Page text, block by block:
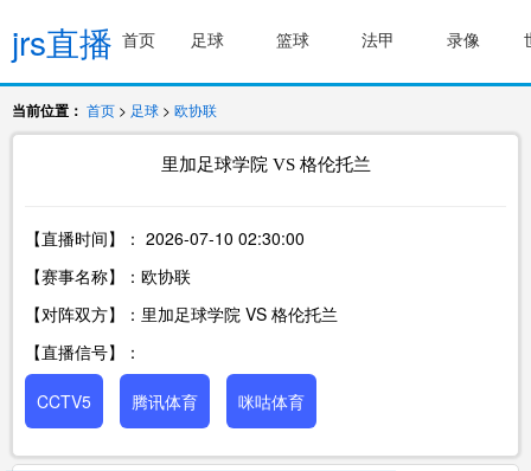
jrs直播 首页 足球 篮球 法甲 录像
当前位置： 首页 > 足球 > 欧协联
里加足球学院 VS 格伦托兰
【直播时间】： 2026-07-10 02:30:00
【赛事名称】：欧协联
【对阵双方】：里加足球学院 VS 格伦托兰
【直播信号】：
CCTV5 腾讯体育 咪咕体育